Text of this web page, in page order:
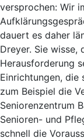
versprochen: Wir
dauert es daher
Dreyer. Sie wisse,
Herausforderung
Einrichtungen, die
zum Beispiel die
Seniorenzentrum
Senioren- und
schnell die